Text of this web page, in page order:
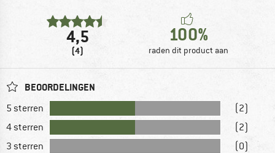
4,5
(4)
100%
raden dit product aan
BEOORDELINGEN
5 sterren
(2)
4 sterren
(2)
3 sterren
(0)